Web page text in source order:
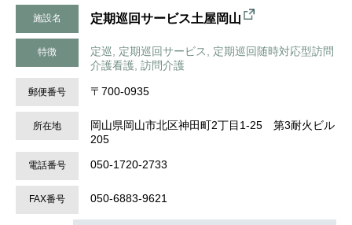
施設名 定期巡回サービス土屋岡山
特徴
定巡, 定期巡回サービス, 定期巡回随時対応型訪問
介護看護, 訪問介護
郵便番号 〒700-0935
所在地
岡山県岡山市北区神田町2丁目1-25 第3耐火ビル
205
電話番号 050-1720-2733
FAX番号 050-6883-9621